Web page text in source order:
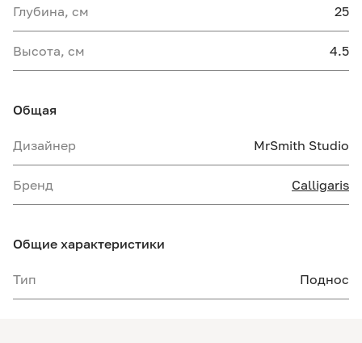
Глубина, см 25
Высота, см 4.5
Общая
Дизайнер MrSmith Studio
Бренд Calligaris
Общие характеристики
Тип Поднос